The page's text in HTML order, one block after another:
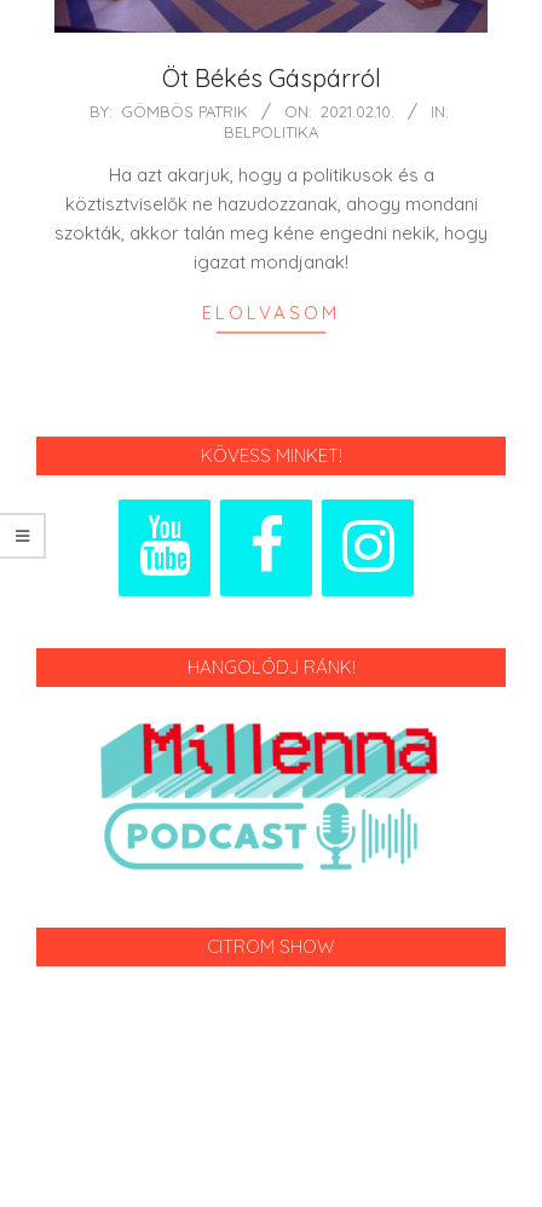
Öt Békés Gáspárról
2021-BY: GÖMBÖS PATRIK ON: 2021.02.10.
IN:
BELPOLITIKA
Ha azt akarjuk, hogy a politikusok és a
köztisztviselők ne hazudozzanak, ahogy mondani
szokták, akkor talán meg kéne engedni nekik, hogy
igazat mondjanak!
ELOLVASOM
KÖVESS MINKET!
HANGOLÓDJ RÁNK!
CITROM SHOW